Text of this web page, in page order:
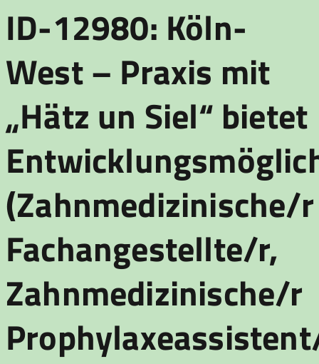
ID-12980: Köln-
West – Praxis mit
„Hätz un Siel“ bietet
(Zahnmedizinische/r
Fachangestellte/r,
Zahnmedizinische/r